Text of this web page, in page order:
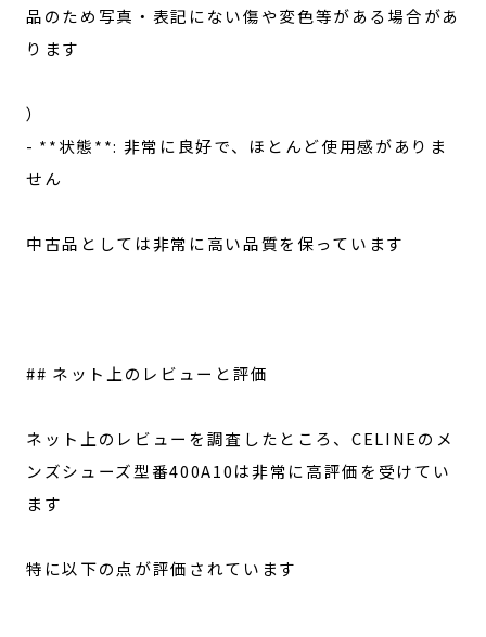
品のため写真・表記にない傷や変色等がある場合があ
ります
）
- **状態**: 非常に良好で、ほとんど使用感がありま
せん
中古品としては非常に高い品質を保っています
## ネット上のレビューと評価
ネット上のレビューを調査したところ、CELINEのメ
ンズシューズ型番400A10は非常に高評価を受けてい
ます
特に以下の点が評価されています